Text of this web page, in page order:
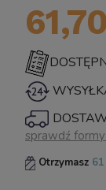
Cena nie
sprawdź
Otrzymasz 61